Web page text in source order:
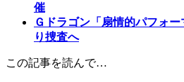
催
Ｇドラゴン「扇情的パフォ
り捜査へ
この記事を読んで…